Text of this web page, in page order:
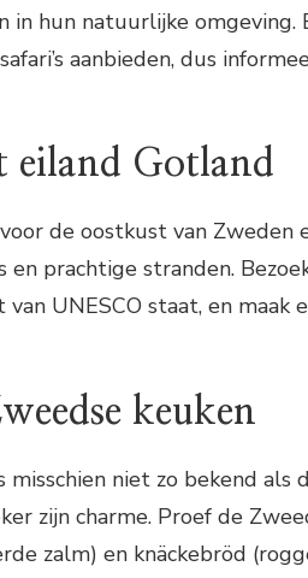
in hun natuurlijke omgeving.
aanbieden, dus
eiland Gotland
de oostkust van Zweden
prachtige stranden.
UNESCO staat, en maak
keuken
misschien niet zo bekend als
zijn charme. Proef de
zalm) en knäckebröd